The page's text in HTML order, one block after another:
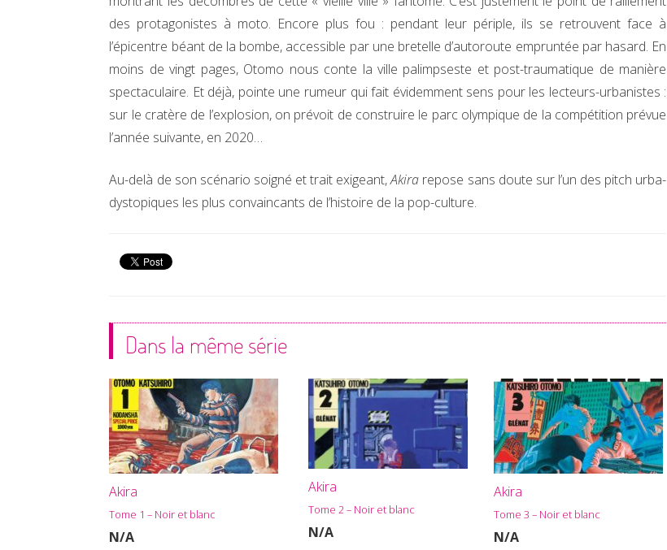
des protagonistes à moto. Encore plus fou : pendant leur périple, ils se retrouvent face à
l’épicentre béant de la bombe, accessible par une bretelle d’autoroute empruntée par hasard. En
moins de vingt pages, Otomo nous conte la ville palimpseste et post-traumatique de manière
spectaculaire. Et déjà, pointe une rumeur qui fait évidemment sens pour les lecteurs-urbanistes :
sur le cratère de l’explosion, on prévoit de construire le parc olympique de la compétition prévue
l’année suivante, en 2020…
Au-delà de son scénario soigné et trait exigeant,Akira repose sans doute sur l’un des pitch urba-
dystopiques les plus convaincants de l’histoire de la pop-culture.
Dans la même série
Akira
Tome 1 – Noir et blanc
N/A
Akira
Tome 2 – Noir et blanc
N/A
Akira
Tome 3 – Noir et blanc
N/A